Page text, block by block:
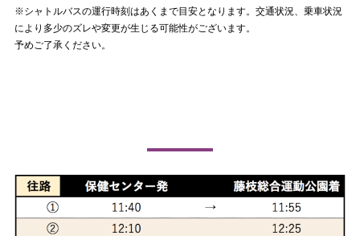
※シャトルバスの運行時刻はあくまで目安となります。交通状況、乗車状況
により多少のズレや変更が生じる可能性がございます。
予めご了承ください。